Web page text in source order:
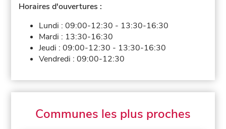
Horaires d'ouvertures :
Lundi :09:00-12:30 - 13:30-16:30
Mardi : 13:30-16:30
Jeudi :09:00-12:30 - 13:30-16:30
Vendredi :09:00-12:30
Communes les plus proches